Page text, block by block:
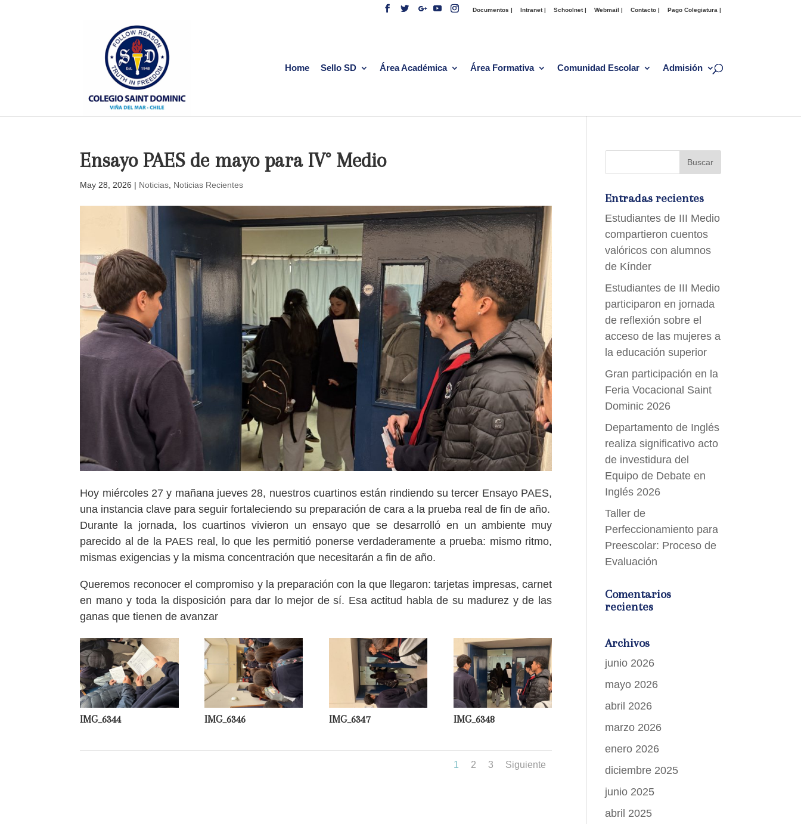
Documentos | Intranet | Schoolnet | Webmail | Contacto | Pago Colegiatura |
Home Sello SD Área Académica Área Formativa Comunidad Escolar Admisión
Ensayo PAES de mayo para IV° Medio
May 28, 2026 | Noticias Noticias Recientes
Hoy miércoles 27 y mañana jueves 28, nuestros cuartinos están rindiendo su tercer Ensayo PAES,
una instancia clave para seguir fortaleciendo su preparación de cara a la prueba real de fin de año.
Durante la jornada, los cuartinos vivieron un ensayo que se desarrolló en un ambiente muy
parecido al de la PAES real, lo que les permitió ponerse verdaderamente a prueba: mismo ritmo,
mismas exigencias y la misma concentración que necesitarán a fin de año.
Queremos reconocer el compromiso y la preparación con la que llegaron: tarjetas impresas, carnet
en mano y toda la disposición para dar lo mejor de sí. Esa actitud habla de su madurez y de las
ganas que tienen de avanzar
IMG_6344 IMG_6346 IMG_6347 IMG_6348
1 2 3 Siguiente
Entradas recientes
Estudiantes de III Medio
compartieron cuentos
valóricos con alumnos
de Kínder
Estudiantes de III Medio
participaron en jornada
de reflexión sobre el
acceso de las mujeres a
la educación superior
Gran participación en la
Feria Vocacional Saint
Dominic 2026
Departamento de Inglés
realiza significativo acto
de investidura del
Equipo de Debate en
Inglés 2026
Taller de
Perfeccionamiento para
Preescolar: Proceso de
Evaluación
Comentarios
recientes
Archivos
junio 2026
mayo 2026
abril 2026
marzo 2026
enero 2026
diciembre 2025
junio 2025
abril 2025